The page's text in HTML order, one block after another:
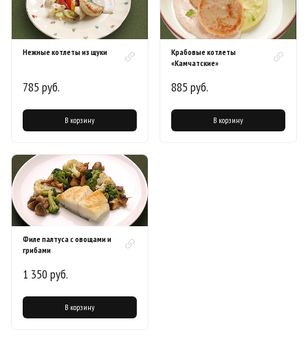
Нежные котлеты из щуки
785 руб.
В корзину
Крабовые котлеты
«Камчатские»
885 руб.
В корзину
Филе палтуса с овощами и
грибами
1 350 руб.
В корзину